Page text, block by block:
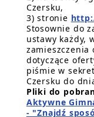
Czersku,
3) stronie
Stosownie do
ustawy każdy,
zamieszczenia
dotyczące
piśmie w
Czersku do
Pliki do
Aktywne
- "Znajdź